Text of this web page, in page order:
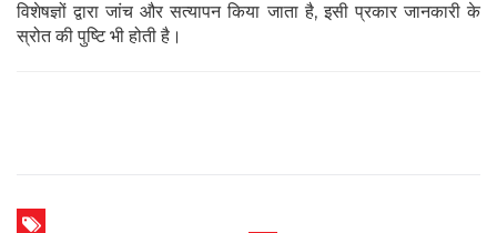
विशेषज्ञों द्वारा जांच और सत्यापन किया जाता है, इसी प्रकार जानकारी के
स्रोत की पुष्टि भी होती है।